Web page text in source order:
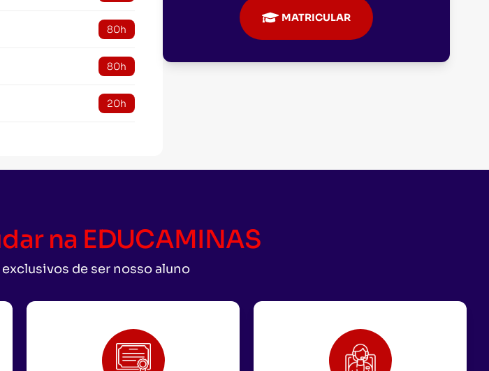
80h
80h
20h
MATRICULAR
na EDUCAMINAS
de ser nosso aluno